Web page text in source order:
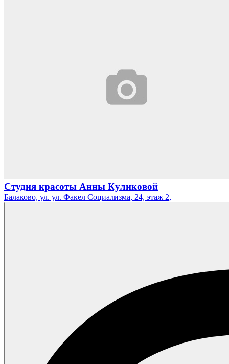
Студия красоты Анны Куликовой
Балаково, ул. ул. Факел Социализма, 24, этаж 2,